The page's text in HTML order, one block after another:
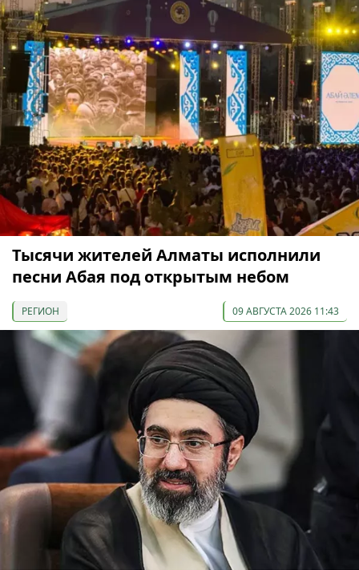
Тысячи жителей Алматы исполнили
песни Абая под открытым небом
РЕГИОН 09 АВГУСТА 2026 11:43